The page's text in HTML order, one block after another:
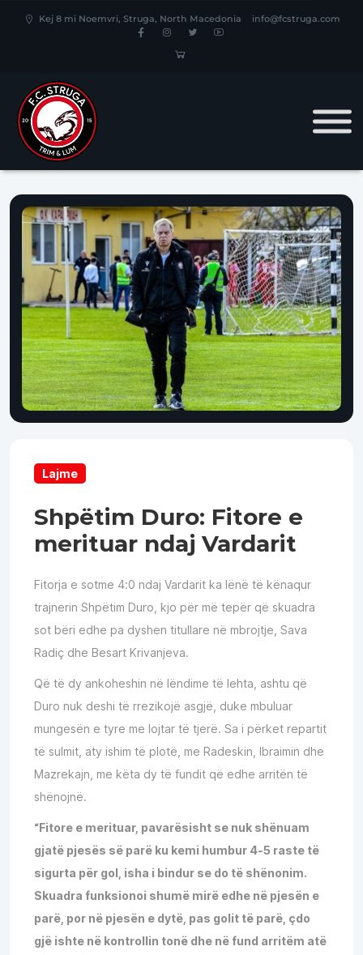
Kej 8 mi Noemvri, Struga, North Macedonia info@fcstruga.com
Lajme
Shpëtim Duro: Fitore e
merituar ndaj Vardarit
Fitorja e sotme 4:0 ndaj Vardarit ka lënë të kënaqur
trajnerin Shpëtim Duro, kjo për më tepër që skuadra
sot bëri edhe pa dyshen titullare në mbrojtje, Sava
Radiç dhe Besart Krivanjeva.
Që të dy ankoheshin në lëndime të lehta, ashtu që
Duro nuk deshi të rrezikojë asgjë, duke mbuluar
mungesën e tyre me lojtar të tjerë. Sa i përket repartit
të sulmit, aty ishim të plotë, me Radeskin, Ibraimin dhe
Mazrekajn, me këta dy të fundit që edhe arritën të
shënojnë.
“Fitore e merituar, pavarësisht se nuk shënuam
gjatë pjesës së parë ku kemi humbur 4-5 raste të
sigurta për gol, isha i bindur se do të shënonim.
Skuadra funksionoi shumë mirë edhe në pjesën e
parë, por në pjesën e dytë, pas golit të parë, çdo
gjë ishte në kontrollin tonë dhe në fund arritëm atë